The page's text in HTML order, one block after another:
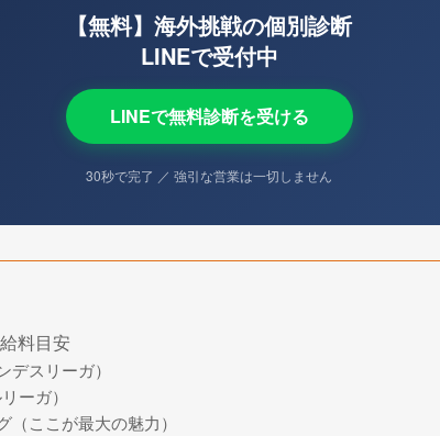
【無料】海外挑戦の個別診断
LINEで受付中
LINEで無料診断を受ける
30秒で完了 ／ 強引な営業は一切しません
料目安
スリーガ）
ーガ）
ここが最大の魅力）